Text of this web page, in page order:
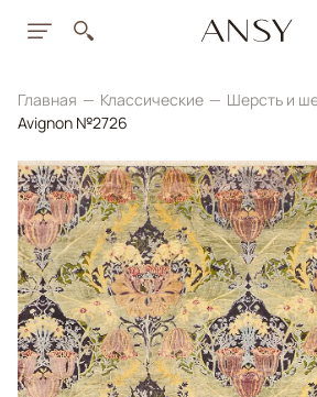
Главная Классические Шерсть и
Avignon №2726